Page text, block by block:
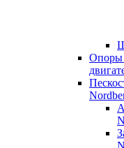
Опоры